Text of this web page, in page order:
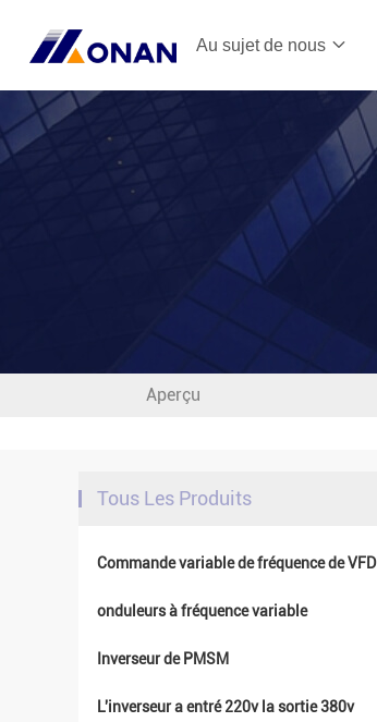
Au sujet de nous
Aperçu
Tous Les Produits
Commande variable de fréquence de VFD
onduleurs à fréquence variable
Inverseur de PMSM
L'inverseur a entré 220v la sortie 380v